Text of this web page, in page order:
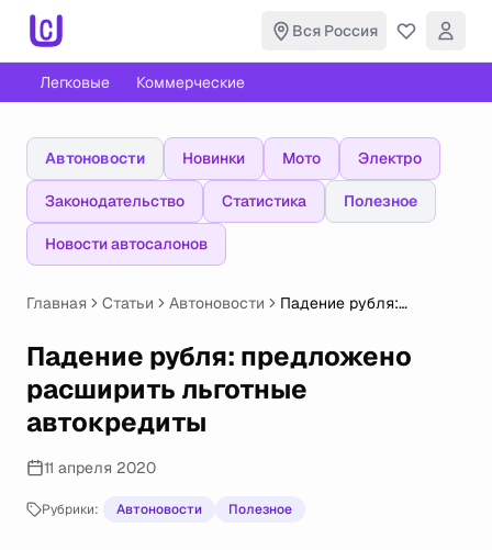
Вся Россия
Легковые Коммерческие
Автоновости Новинки Мото Электро
Законодательство Статистика Полезное
Новости автосалонов
Главная Статьи Автоновости
Падение рубля:
льготные автокредиты
Падение рубля: предложено
расширить льготные
автокредиты
11 апреля 2020
Рубрики: Автоновости Полезное